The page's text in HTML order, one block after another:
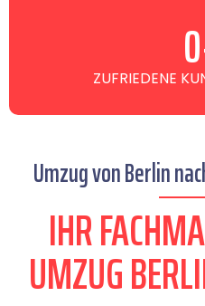
ZUFRIEDENE 0
Umzug von Berlin
IHR
UMZUG